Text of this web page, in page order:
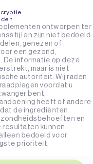
ontworpen ter
en zijn niet bedoeld
genezen of
een gezond,
De informatie op deze
maar is niet
autoriteit. Wij raden
voordat u
bent,
heeft of andere
de ingrediënten
en
resultaten kunnen
bedoeld voor
prioriteit.